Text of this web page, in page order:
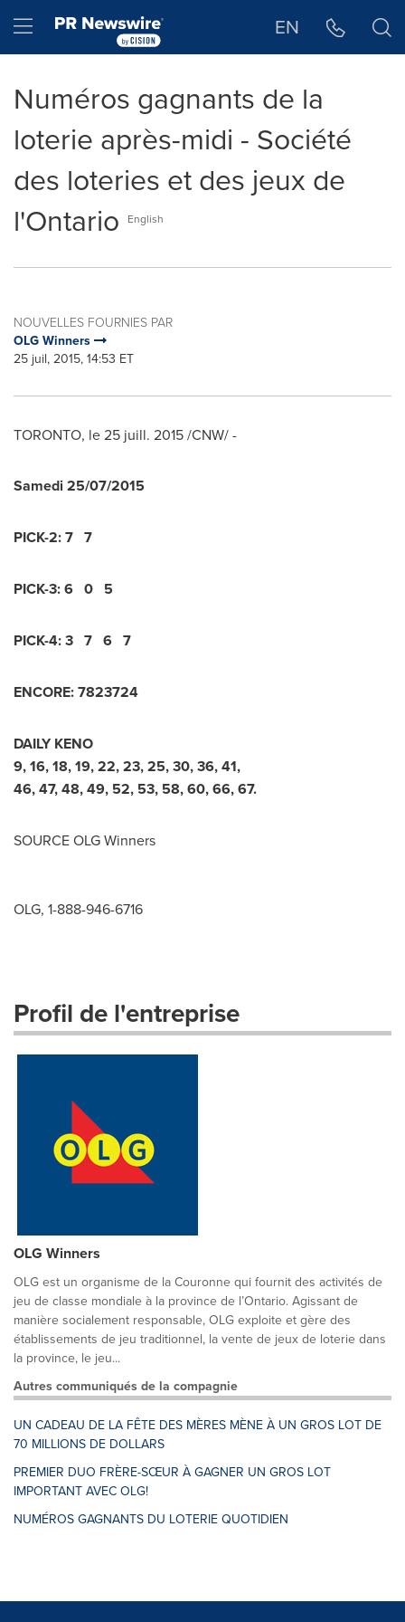
Hamburger menu EN
Numéros gagnants de la
loterie après-midi - Société
des loteries et des jeux de
l'Ontario
English
NOUVELLES FOURNIES PAR
OLG Winners
25 juil, 2015, 14:53 ET
TORONTO, le 25 juill. 2015 /CNW/ -
Samedi 25/07/2015
PICK-2:7 7
PICK-3:6 0 5
PICK-4:3 7 6 7
ENCORE:7823724
DAILY KENO
9,16,18,19,22,23,25,30,36,41,
46,47,48,49, 52, 53, 58,60,66,67.
SOURCE OLG Winners
OLG, 1-888-946-6716
Profil de l'entreprise
OLG Winners
OLG est un organisme de la Couronne qui fournit des activités de
jeu de classe mondiale à la province de l’Ontario. Agissant de
manière socialement responsable, OLG exploite et gère des
établissements de jeu traditionnel, la vente de jeux de loterie dans
la province, le jeu...
Autres communiqués de la compagnie
UN CADEAU DE LA FÊTE DES MÈRES MÈNE À UN GROS LOT DE
70 MILLIONS DE DOLLARS
PREMIER DUO FRÈRE-SŒUR À GAGNER UN GROS LOT
IMPORTANT AVEC OLG!
NUMÉROS GAGNANTS DU LOTERIE QUOTIDIEN